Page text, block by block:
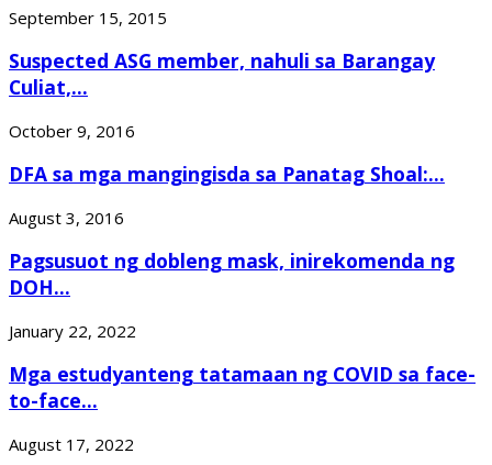
September 15, 2015
Suspected ASG member, nahuli sa Barangay
Culiat,...
October 9, 2016
DFA sa mga mangingisda sa Panatag Shoal:...
August 3, 2016
Pagsusuot ng dobleng mask, inirekomenda ng
DOH...
January 22, 2022
Mga estudyanteng tatamaan ng COVID sa face-
to-face...
August 17, 2022